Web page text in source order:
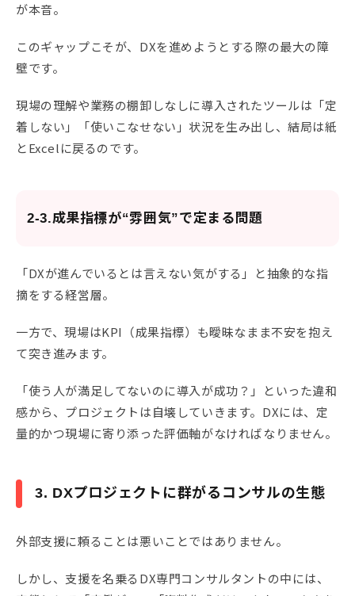
が本音。
このギャップこそが、DXを進めようとする際の最大の障
壁です。
現場の理解や業務の棚卸しなしに導入されたツールは「定
着しない」「使いこなせない」状況を生み出し、結局は紙
とExcelに戻るのです。
2-3.成果指標が“雰囲気”で定まる問題
「DXが進んでいるとは言えない気がする」と抽象的な指
摘をする経営層。
一方で、現場はKPI（成果指標）も曖昧なまま不安を抱え
て突き進みます。
「使う人が満足してないのに導入が成功？」といった違和
感から、プロジェクトは自壊していきます。DXには、定
量的かつ現場に寄り添った評価軸がなければなりません。
3. DXプロジェクトに群がるコンサルの生態
外部支援に頼ることは悪いことではありません。
しかし、支援を名乗るDX専門コンサルタントの中には、